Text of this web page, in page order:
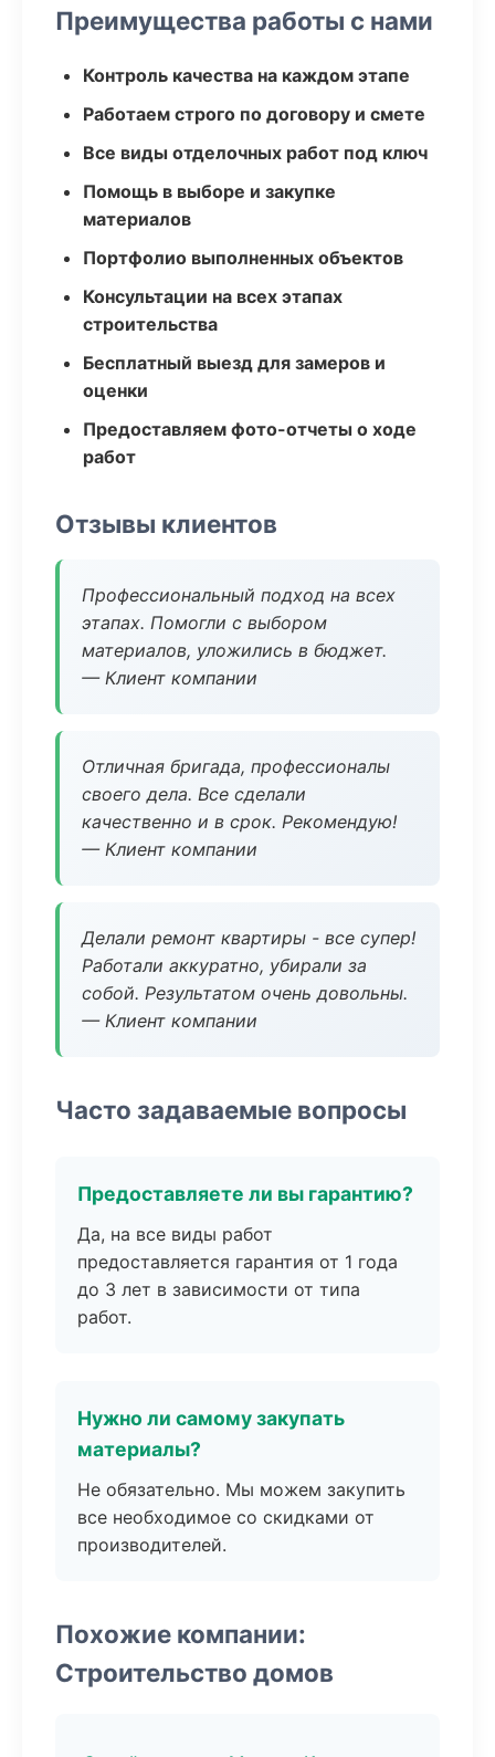
Преимущества работы с нами
Контроль качества на каждом этапе
Работаем строго по договору и смете
Все виды отделочных работ под ключ
Помощь в выборе и закупке
материалов
Портфолио выполненных объектов
Консультации на всех этапах
строительства
Бесплатный выезд для замеров и
оценки
Предоставляем фото-отчеты о ходе
работ
Отзывы клиентов
Профессиональный подход на всех
этапах. Помогли с выбором
материалов, уложились в бюджет.
— Клиент компании
Отличная бригада, профессионалы
своего дела. Все сделали
качественно и в срок. Рекомендую!
— Клиент компании
Делали ремонт квартиры - все супер!
Работали аккуратно, убирали за
собой. Результатом очень довольны.
— Клиент компании
Часто задаваемые вопросы
Предоставляете ли вы гарантию?
Да, на все виды работ
предоставляется гарантия от 1 года
до 3 лет в зависимости от типа
работ.
Нужно ли самому закупать
материалы?
Не обязательно. Мы можем закупить
все необходимое со скидками от
производителей.
Похожие компании:
Строительство домов